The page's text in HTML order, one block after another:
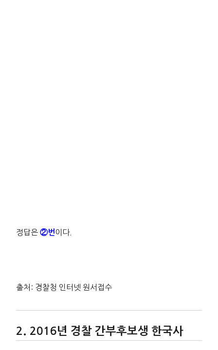
정답은②번 이다.
출처: 경찰청 인터넷 원서접수
2016년 경찰 간부후보생 한국사